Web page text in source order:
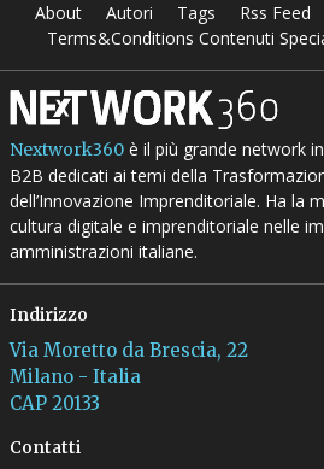
About Autori Tags Rss Feed
Terms&Conditions Contenuti
Nextwork360è il più grande network
B2B dedicati ai temi della
dell’Innovazione Imprenditoriale. Ha la
cultura digitale e imprenditoriale nelle
amministrazioni italiane.
Indirizzo
Via Moretto da Brescia, 22
Milano - Italia
CAP 20133
Contatti